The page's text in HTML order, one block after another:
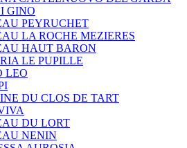
GINO
PEYRUCHET
LA ROCHE MEZIERES
HAUT BARON
LE PUPILLE
LEO
DU CLOS DE TART
DU LORT
NENIN